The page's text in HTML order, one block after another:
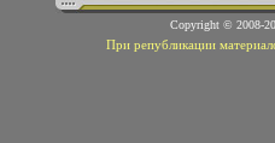
Copyright © 2008-
При републикации